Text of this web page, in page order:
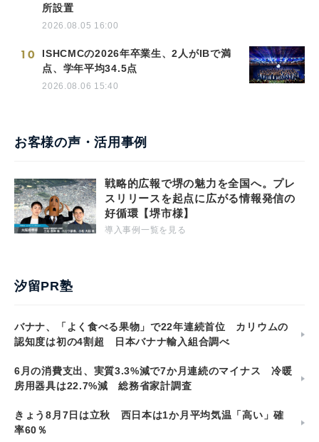
所設置
2026.08.05 16:00
10
ISHCMCの2026年卒業生、2人がIBで満
点、学年平均34.5点
2026.08.06 15:40
お客様の声・活用事例
戦略的広報で堺の魅力を全国へ。プレ
スリリースを起点に広がる情報発信の
好循環【堺市様】
導入事例一覧を見る
汐留PR塾
バナナ、「よく食べる果物」で22年連続首位 カリウムの
認知度は初の4割超 日本バナナ輸入組合調べ
6月の消費支出、実質3.3%減で7か月連続のマイナス 冷暖
房用器具は22.7%減 総務省家計調査
きょう8月7日は立秋 西日本は1か月平均気温「高い」確
率60％